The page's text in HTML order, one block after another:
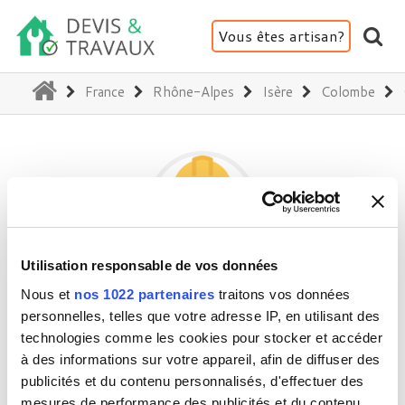
Utilisation responsable de vos données
Nous et nos 1022 partenaires traitons vos données
personnelles, telles que votre adresse IP, en utilisant des
technologies comme les cookies pour stocker et accéder
à des informations sur votre appareil, afin de diffuser des
publicités et du contenu personnalisés, d'effectuer des
Vous êtes artisan?
(current)
France Rhône-Alpes Isère Colombe
MBHABITAT
38690 Colombe
Activité(s) : Cuisine